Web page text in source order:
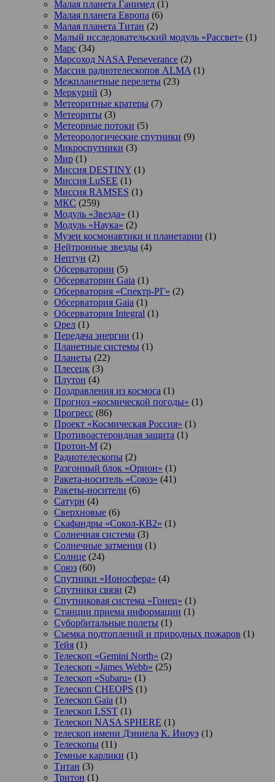
Малая планета Ганимед (1)
Малая планета Европа (6)
Малая планета Титан (2)
Малый исследовательский модуль «Рассвет» (1)
Марс (34)
Марсоход NASA Perseverance (2)
Массив радиотелескопов ALMA (1)
Межпланетные перелеты (23)
Меркурий (3)
Метеоритные кратеры (7)
Метеориты (3)
Метеорные потоки (5)
Метеорологические спутники (9)
Микроспутники (3)
Мир (1)
Миссия DESTINY (1)
Миссия LuSEE (1)
Миссия RAMSES (1)
МКС (259)
Модуль «Звезда» (1)
Модуль «Наука» (2)
Музеи космонавтики и планетарии (1)
Нейтронные звезды (4)
Нептун (2)
Обсерватории (5)
Обсерватории Gaia (1)
Обсерватория «Спектр-РГ» (2)
Обсерватория Gaia (1)
Обсерватория Integral (1)
Орел (1)
Передача энергии (1)
Планетные системы (1)
Планеты (22)
Плесецк (3)
Плутон (4)
Поздравления из космоса (1)
Прогноз «космической погоды» (1)
Прогресс (86)
Проект «Космическая Россия» (1)
Противоастероидная защита (1)
Протон-М (2)
Радиотелескопы (2)
Разгонный блок «Орион» (1)
Ракета-носитель «Союз» (41)
Ракеты-носители (6)
Сатурн (4)
Сверхновые (6)
Скафандры «Сокол-КВ2» (1)
Солнечная система (3)
Солнечные затмения (1)
Солнце (24)
Союз (60)
Спутники «Ионосфера» (4)
Спутники связи (2)
Спутниковая система «Гонец» (1)
Станции приема информации (1)
Суборбитальные полеты (1)
Съемка подтоплений и природных пожаров (1)
Тейя (1)
Телескоп «Gemini North» (2)
Телескоп «James Webb» (25)
Телескоп «Subaru» (1)
Телескоп CHEOPS (1)
Телескоп Gaia (1)
Телескоп LSST (1)
Телескоп NASA SPHERE (1)
телескоп имени Дэниела К. Иноуэ (1)
Телескопы (11)
Темные карлики (1)
Титан (3)
Тритон (1)